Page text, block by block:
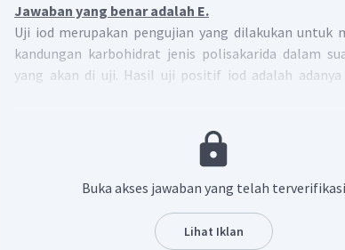
Jawaban yang benar adalah E.
Uji iod merupakan pengujian yang dilakukan untuk
kandungan karbohidrat jenis polisakarida dalam
yang akan di uji. Hasil uji positif iod adalah adanya
adanya glikogen pada suatu sampel.
Oleh karena itu, uji iod yang menghasilkan
kecokelatan mendakan adanya glikogen.
Buka akses jawaban yang telah terverifikasi
Lihat Iklan